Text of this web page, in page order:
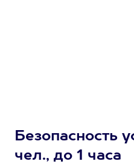
Безопасность
чел., до 1 часа